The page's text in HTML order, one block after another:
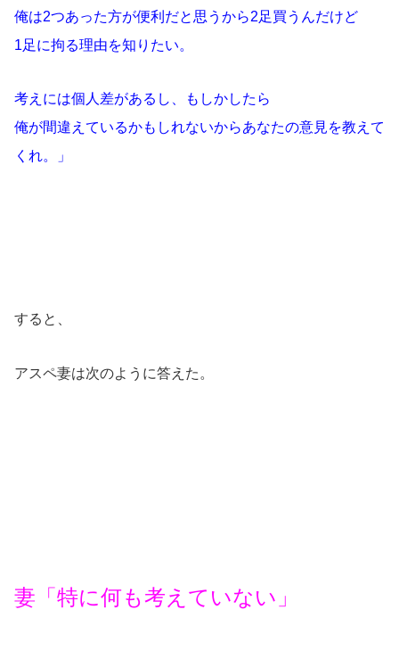
俺は2つあった方が便利だと思うから2足買うんだけど
1足に拘る理由を知りたい。
考えには個人差があるし、もしかしたら
俺が間違えているかもしれないからあなたの意見を教えて
くれ。」
すると、
アスペ妻は次のように答えた。
妻「特に何も考えていない」